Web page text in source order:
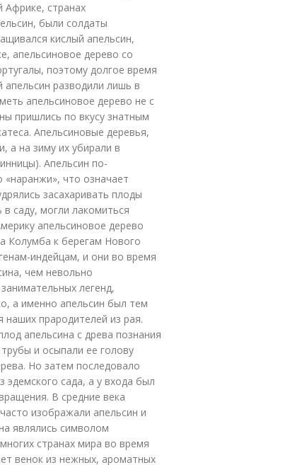
Африке, странах
были солдаты
кислый апельсин,
апельсиновое дерево со
поэтому долгое время
апельсин разводили лишь в
апельсиновое дерево не с
пришлись по вкусу знатным
Апельсиновые деревья,
а на зиму их убирали в
Апельсин по-
«наранжи», что означает
засахаривать плоды
саду, могли лакомиться
апельсиновое дерево
Колумба к берегам Нового
индейцам, и они во время
чем невольно
легенд,
а именно апельсин был тем
прародителей из рая.
апельсина с древа познания
и осыпали ее голову
Но затем последовало
эдемского сада, а у входа был
В средние века
изображали апельсин и
являлись символом
странах мира во время
венок из нежных, ароматных